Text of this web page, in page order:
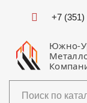
+7 (351)
Южно-